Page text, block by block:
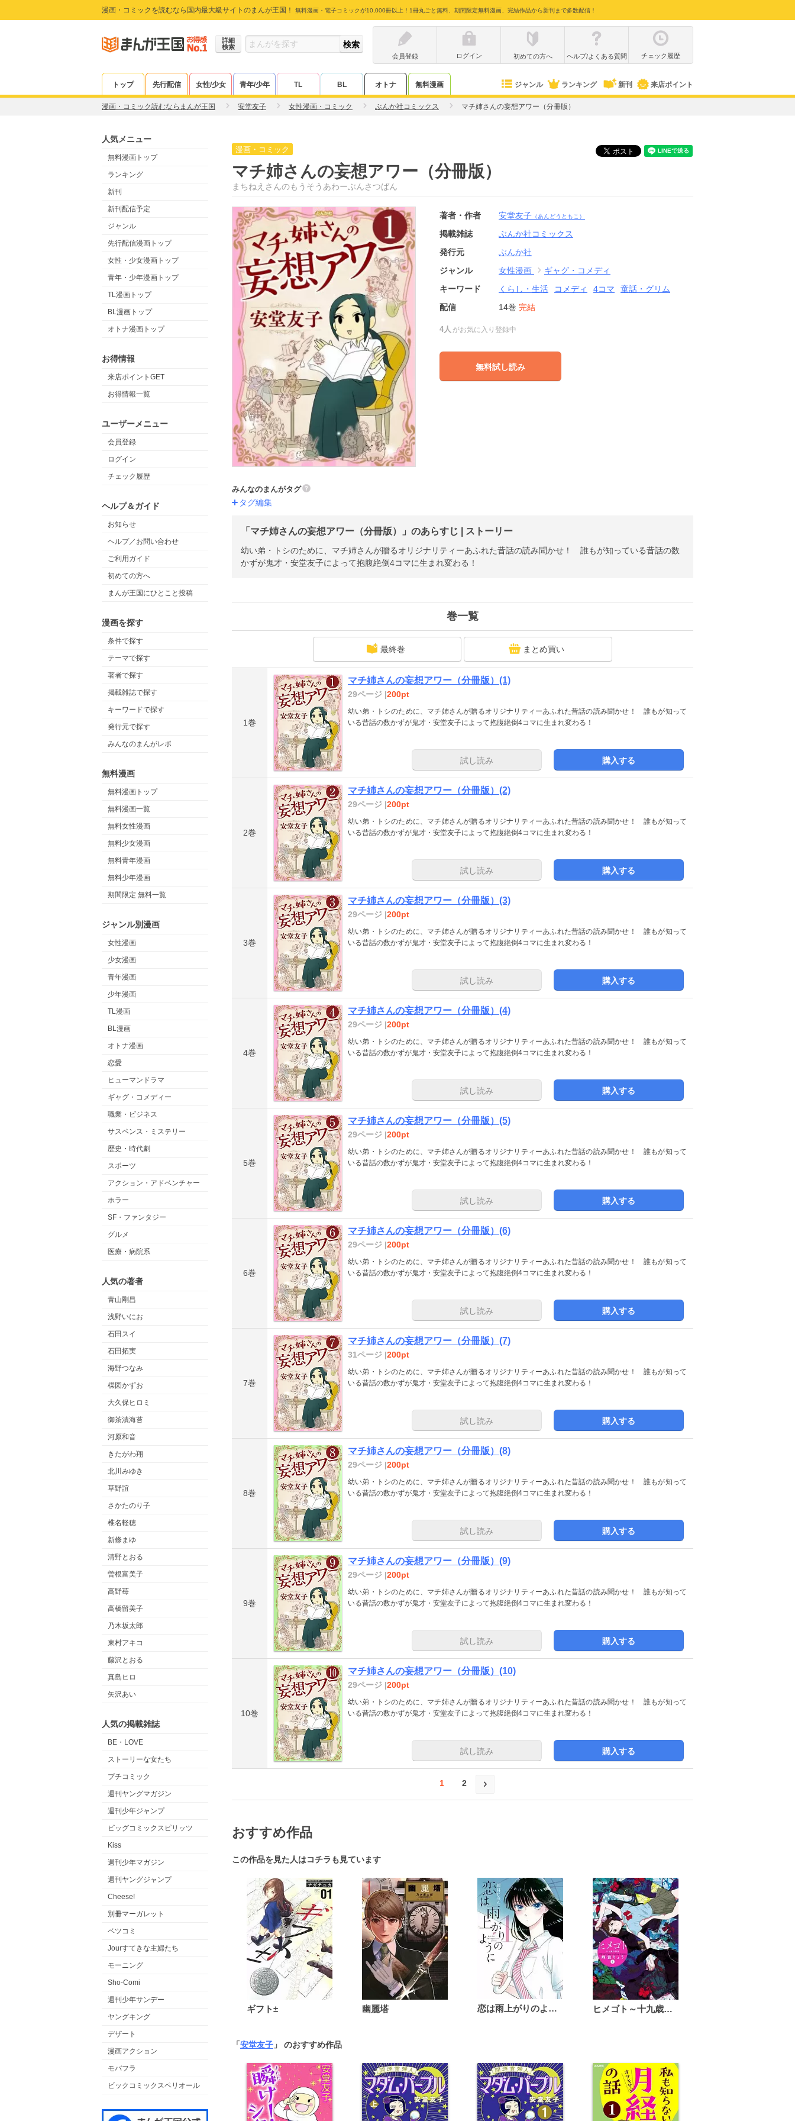
漫画・コミックを読むなら国内最大級サイトのまんが王国！ 無料漫画・電子コミックが10,000冊以上！1冊丸ごと無料、期間限定無料漫画、完結作品から新刊まで多数配信！
詳細
検索
会員登録
ログイン 初めての方へ ヘルプ/よくある質問 チェック履歴
トップ 先行配信 女性/少女 青年/少年 TL BL オトナ 無料漫画 ジャンル ランキング 新刊 来店ポイント
漫画・コミック読むならまんが王国 安堂友子 女性漫画・コミック ぶんか社コミックス マチ姉さんの妄想アワー（分冊版）
人気メニュー
無料漫画トップ
ランキング
新刊
新刊配信予定
ジャンル
先行配信漫画トップ
女性・少女漫画トップ
青年・少年漫画トップ
TL漫画トップ
BL漫画トップ
オトナ漫画トップ
お得情報
来店ポイントGET
お得情報一覧
ユーザーメニュー
会員登録
ログイン
チェック履歴
ヘルプ＆ガイド
お知らせ
ヘルプ／お問い合わせ
ご利用ガイド
初めての方へ
まんが王国にひとこと投稿
漫画を探す
条件で探す
テーマで探す
著者で探す
掲載雑誌で探す
キーワードで探す
発行元で探す
みんなのまんがレポ
無料漫画
無料漫画トップ
無料漫画一覧
無料女性漫画
無料少女漫画
無料青年漫画
無料少年漫画
期間限定 無料一覧
ジャンル別漫画
女性漫画
少女漫画
青年漫画
少年漫画
TL漫画
BL漫画
オトナ漫画
恋愛
ヒューマンドラマ
ギャグ・コメディー
職業・ビジネス
サスペンス・ミステリー
歴史・時代劇
スポーツ
アクション・アドベンチャー
ホラー
SF・ファンタジー
グルメ
医療・病院系
人気の著者
青山剛昌
浅野いにお
石田スイ
石田拓実
海野つなみ
楳図かずお
大久保ヒロミ
御茶漬海苔
河原和音
きたがわ翔
北川みゆき
草野誼
さかたのり子
椎名軽穂
新條まゆ
清野とおる
曽根富美子
高野苺
高橋留美子
乃木坂太郎
東村アキコ
藤沢とおる
真島ヒロ
矢沢あい
人気の掲載雑誌
BE・LOVE
ストーリーな女たち
プチコミック
週刊ヤングマガジン
週刊少年ジャンプ
ビッグコミックスピリッツ
Kiss
週刊少年マガジン
週刊ヤングジャンプ
Cheese!
別冊マーガレット
ベツコミ
Jourすてきな主婦たち
モーニング
Sho-Comi
週刊少年サンデー
ヤングキング
デザート
漫画アクション
モバフラ
ビックコミックスペリオール
漫画・コミック
マチ姉さんの妄想アワー（分冊版）
まちねえさんのもうそうあわーぶんさつばん
著者・作者 安堂友子 （あんどうともこ）
掲載雑誌
ぶんか社コミックス
発行元
ぶんか社
ジャンル
女性漫画
ギャグ・コメディ
キーワード
くらし・生活 コメディ 4コマ
童話・グリム
配信
14巻 完結
4人 がお気に入り登録中
無料試し読み
みんなのまんがタグ
タグ編集
「マチ姉さんの妄想アワー（分冊版）」のあらすじ | ストーリー
幼い弟・トシのために、マチ姉さんが贈るオリジナリティーあふれた昔話の読み聞かせ！ 誰もが知っている昔話の数
かずが鬼才・安堂友子によって抱腹絶倒4コマに生まれ変わる！
巻一覧
最終巻 まとめ買い
1巻
マチ姉さんの妄想アワー（分冊版）(1)
29ページ |200pt
幼い弟・トシのために、マチ姉さんが贈るオリジナリティーあふれた昔話の読み聞かせ！ 誰もが知って
いる昔話の数かずが鬼才・安堂友子によって抱腹絶倒4コマに生まれ変わる！
試し読み 購入する
2巻
マチ姉さんの妄想アワー（分冊版）(2)
29ページ |200pt
幼い弟・トシのために、マチ姉さんが贈るオリジナリティーあふれた昔話の読み聞かせ！ 誰もが知って
いる昔話の数かずが鬼才・安堂友子によって抱腹絶倒4コマに生まれ変わる！
試し読み 購入する
3巻
マチ姉さんの妄想アワー（分冊版）(3)
29ページ |200pt
幼い弟・トシのために、マチ姉さんが贈るオリジナリティーあふれた昔話の読み聞かせ！ 誰もが知って
いる昔話の数かずが鬼才・安堂友子によって抱腹絶倒4コマに生まれ変わる！
試し読み 購入する
4巻
マチ姉さんの妄想アワー（分冊版）(4)
29ページ |200pt
幼い弟・トシのために、マチ姉さんが贈るオリジナリティーあふれた昔話の読み聞かせ！ 誰もが知って
いる昔話の数かずが鬼才・安堂友子によって抱腹絶倒4コマに生まれ変わる！
試し読み 購入する
5巻
マチ姉さんの妄想アワー（分冊版）(5)
29ページ |200pt
幼い弟・トシのために、マチ姉さんが贈るオリジナリティーあふれた昔話の読み聞かせ！ 誰もが知って
いる昔話の数かずが鬼才・安堂友子によって抱腹絶倒4コマに生まれ変わる！
試し読み 購入する
6巻
マチ姉さんの妄想アワー（分冊版）(6)
29ページ |200pt
幼い弟・トシのために、マチ姉さんが贈るオリジナリティーあふれた昔話の読み聞かせ！ 誰もが知って
いる昔話の数かずが鬼才・安堂友子によって抱腹絶倒4コマに生まれ変わる！
試し読み 購入する
7巻
マチ姉さんの妄想アワー（分冊版）(7)
31ページ |200pt
幼い弟・トシのために、マチ姉さんが贈るオリジナリティーあふれた昔話の読み聞かせ！ 誰もが知って
いる昔話の数かずが鬼才・安堂友子によって抱腹絶倒4コマに生まれ変わる！
試し読み 購入する
8巻
マチ姉さんの妄想アワー（分冊版）(8)
29ページ |200pt
幼い弟・トシのために、マチ姉さんが贈るオリジナリティーあふれた昔話の読み聞かせ！ 誰もが知って
いる昔話の数かずが鬼才・安堂友子によって抱腹絶倒4コマに生まれ変わる！
試し読み 購入する
9巻
マチ姉さんの妄想アワー（分冊版）(9)
29ページ |200pt
幼い弟・トシのために、マチ姉さんが贈るオリジナリティーあふれた昔話の読み聞かせ！ 誰もが知って
いる昔話の数かずが鬼才・安堂友子によって抱腹絶倒4コマに生まれ変わる！
試し読み 購入する
10巻
マチ姉さんの妄想アワー（分冊版）(10)
29ページ |200pt
幼い弟・トシのために、マチ姉さんが贈るオリジナリティーあふれた昔話の読み聞かせ！ 誰もが知って
いる昔話の数かずが鬼才・安堂友子によって抱腹絶倒4コマに生まれ変わる！
試し読み 購入する
1 2
おすすめ作品
この作品を見た人はコチラも見ています
ギフト± 幽麗塔 恋は雨上がりのように ヒメゴト～十九歳の制服～
「安堂友子 」 のおすすめ作品